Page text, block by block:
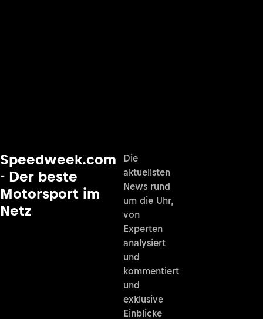
Speedweek.com
- Der beste
Motorsport im
Netz
Die
aktuellsten
News rund
um die Uhr,
von
Experten
analysiert
und
kommentiert
und
exklusive
Einblicke